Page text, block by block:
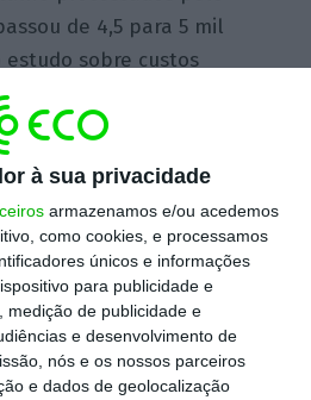
à sua privacidade
armazenamos e/ou acedemos
como cookies, e processamos
únicos e informações
para publicidade e
medição de publicidade e
e desenvolvimento de
nós e os nossos parceiros
e dados de geolocalização
de 4,5 para 5 mil
estudo sobre custos
de pagamento de
divulgado pelo BdP.
com maiores
(255,2 milhões de
32% do custo total).
cashe em cheques
do custo totalsuportado
na disponibilização de